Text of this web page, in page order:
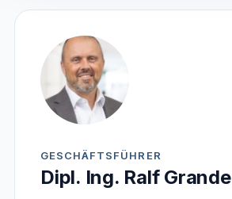
GESCHÄFTSFÜHRER
Dipl. Ing. Ralf Grande